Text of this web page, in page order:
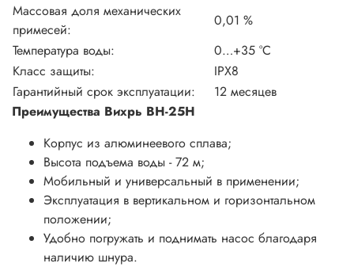
Массовая доля механических
примесей:
0,01 %
Температура воды:
0…+35 °С
Класс защиты:
IPX8
Гарантийный срок эксплуатации:
12 месяцев
Преимущества Вихрь ВН-25Н
Корпус из алюминеевого сплава;
Высота подъема воды - 72 м;
Мобильный и универсальный в применении;
Эксплуатация в вертикальном и горизонтальном
положении;
Удобно погружать и поднимать насос благодаря
наличию шнура.